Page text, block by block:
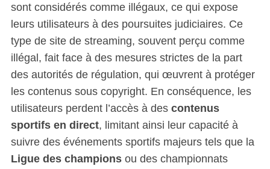
sont considérés comme illégaux, ce qui expose
leurs utilisateurs à des poursuites judiciaires. Ce
type de site de streaming, souvent perçu comme
illégal, fait face à des mesures strictes de la part
des autorités de régulation, qui œuvrent à protéger
les contenus sous copyright. En conséquence, les
utilisateurs perdent l’accès à des contenus
sportifs en direct, limitant ainsi leur capacité à
suivre des événements sportifs majeurs tels que la
Ligue des championsou des championnats